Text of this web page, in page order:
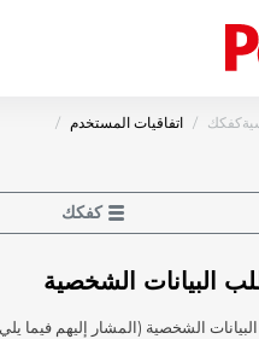
كفكك اتفاقيات المستخدم
كفكك
البيانات الشخصية
الشخصية (المشار إليهم فيما